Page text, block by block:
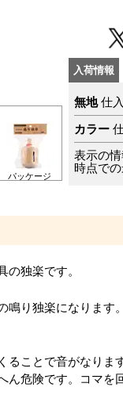
パッケージ
入荷情報
無地仕
カラー
表示の
時点での
独楽です。
り独楽になります
ることで音がなりま
危険です。コマを